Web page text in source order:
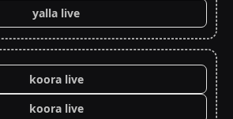
yalla live
koora live
koora live